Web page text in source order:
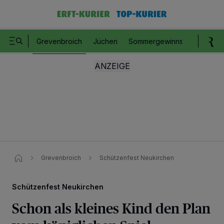
Grevenbroich Jüchen Sommergewinnspiel
Grevenbroich Schützenfest Neukirchen​
Schützenfest Neukirchen
Schon als kleines Kind den Plan